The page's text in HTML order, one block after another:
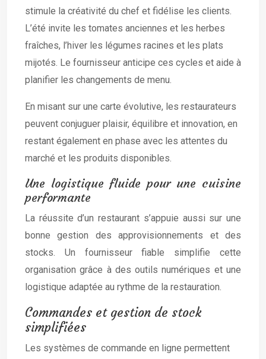
stimule la créativité du chef et fidélise les clients.
L’été invite les tomates anciennes et les herbes
fraîches, l’hiver les légumes racines et les plats
mijotés. Le fournisseur anticipe ces cycles et aide à
planifier les changements de menu.
En misant sur une carte évolutive, les restaurateurs
peuvent conjuguer plaisir, équilibre et innovation, en
restant également en phase avec les attentes du
marché et les produits disponibles.
Une logistique fluide pour une cuisine
performante
La réussite d’un restaurant s’appuie aussi sur une
bonne gestion des approvisionnements et des
stocks. Un fournisseur fiable simplifie cette
organisation grâce à des outils numériques et une
logistique adaptée au rythme de la restauration.
Commandes et gestion de stock
simplifiées
Les systèmes de commande en ligne permettent